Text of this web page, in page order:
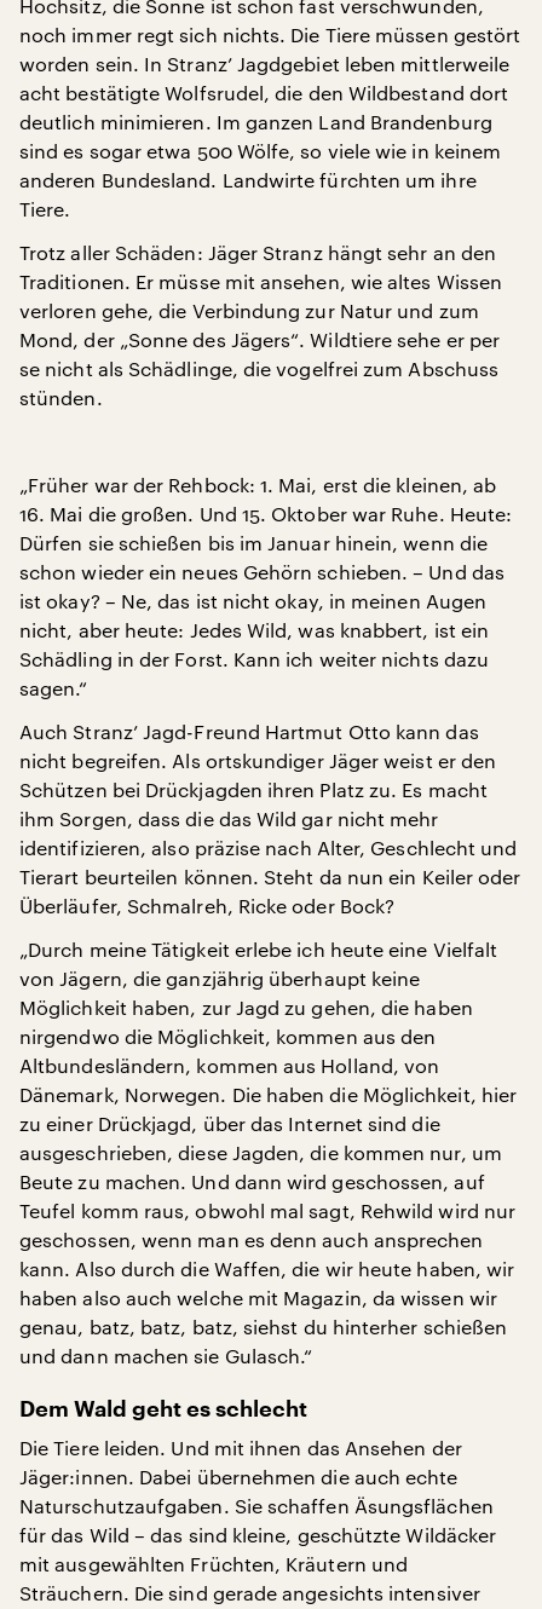
Hochsitz, die Sonne ist schon fast verschwunden,
noch immer regt sich nichts. Die Tiere müssen gestört
worden sein. In Stranz’ Jagdgebiet leben mittlerweile
acht bestätigte Wolfsrudel, die den Wildbestand dort
deutlich minimieren. Im ganzen Land Brandenburg
sind es sogar etwa 500 Wölfe, so viele wie in keinem
anderen Bundesland. Landwirte fürchten um ihre
Tiere.
Trotz aller Schäden: Jäger Stranz hängt sehr an den
Traditionen. Er müsse mit ansehen, wie altes Wissen
verloren gehe, die Verbindung zur Natur und zum
Mond, der „Sonne des Jägers“. Wildtiere sehe er per
se nicht als Schädlinge, die vogelfrei zum Abschuss
stünden.
„Früher war der Rehbock: 1. Mai, erst die kleinen, ab
16. Mai die großen. Und 15. Oktober war Ruhe. Heute:
Dürfen sie schießen bis im Januar hinein, wenn die
schon wieder ein neues Gehörn schieben. – Und das
ist okay? – Ne, das ist nicht okay, in meinen Augen
nicht, aber heute: Jedes Wild, was knabbert, ist ein
Schädling in der Forst. Kann ich weiter nichts dazu
sagen.“
Auch Stranz’ Jagd-Freund Hartmut Otto kann das
nicht begreifen. Als ortskundiger Jäger weist er den
Schützen bei Drückjagden ihren Platz zu. Es macht
ihm Sorgen, dass die das Wild gar nicht mehr
identifizieren, also präzise nach Alter, Geschlecht und
Tierart beurteilen können. Steht da nun ein Keiler oder
Überläufer, Schmalreh, Ricke oder Bock?
„Durch meine Tätigkeit erlebe ich heute eine Vielfalt
von Jägern, die ganzjährig überhaupt keine
Möglichkeit haben, zur Jagd zu gehen, die haben
nirgendwo die Möglichkeit, kommen aus den
Altbundesländern, kommen aus Holland, von
Dänemark, Norwegen. Die haben die Möglichkeit, hier
zu einer Drückjagd, über das Internet sind die
ausgeschrieben, diese Jagden, die kommen nur, um
Beute zu machen. Und dann wird geschossen, auf
Teufel komm raus, obwohl mal sagt, Rehwild wird nur
geschossen, wenn man es denn auch ansprechen
kann. Also durch die Waffen, die wir heute haben, wir
haben also auch welche mit Magazin, da wissen wir
genau, batz, batz, batz, siehst du hinterher schießen
und dann machen sie Gulasch.“
Dem Wald geht es schlecht
Die Tiere leiden. Und mit ihnen das Ansehen der
Jäger:innen. Dabei übernehmen die auch echte
Naturschutzaufgaben. Sie schaffen Äsungsflächen
für das Wild – das sind kleine, geschützte Wildäcker
mit ausgewählten Früchten, Kräutern und
Sträuchern. Die sind gerade angesichts intensiver